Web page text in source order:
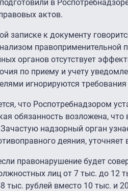
в
актов.
записке к документу
правоприменительной
органов отсутствует
по приему и учету
игнорируются
что Роспотребнадзором
обязанность возложена,
надзорный орган
деяния, уточняет
правонарушение будет
лиц от 7 тыс. до 12
тыс. рублей вместо 10 тыс. и